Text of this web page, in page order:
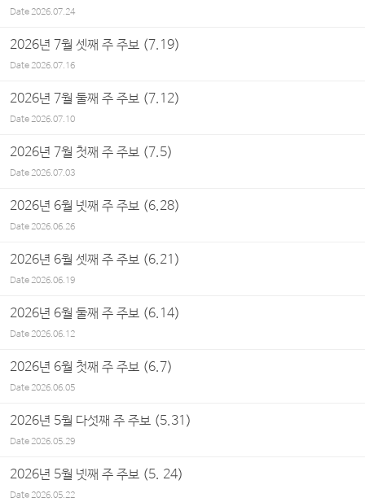
Date2026.07.24
2026년 7월 셋째 주 주보 (7.19)
Date2026.07.16
2026년 7월 둘째 주 주보 (7.12)
Date2026.07.10
2026년 7월 첫째 주 주보 (7.5)
Date2026.07.03
2026년 6월 넷째 주 주보 (6.28)
Date2026.06.26
2026년 6월 셋째 주 주보 (6.21)
Date2026.06.19
2026년 6월 둘째 주 주보 (6.14)
Date2026.06.12
2026년 6월 첫째 주 주보 (6.7)
Date2026.06.05
2026년 5월 다섯째 주 주보 (5.31)
Date2026.05.29
2026년 5월 넷째 주 주보 (5. 24)
Date2026.05.22